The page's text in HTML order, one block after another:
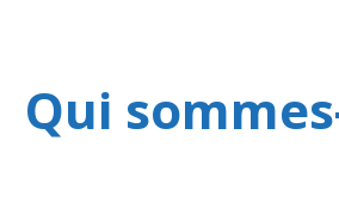
Qui